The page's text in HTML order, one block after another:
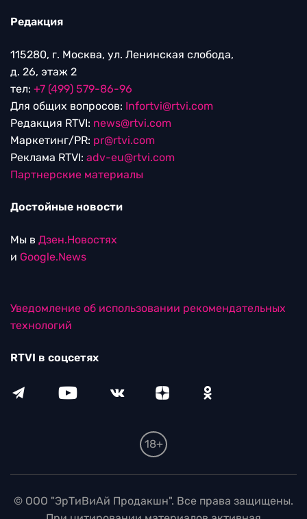
Редакция
115280, г. Москва, ул. Ленинская слобода,
д. 26, этаж 2
тел: +7 (499) 579-86-96
Для общих вопросов: Infortvi@rtvi.com
Редакция RTVI: news@rtvi.com
Маркетинг/PR: pr@rtvi.com
Реклама RTVI: adv-eu@rtvi.com
Партнерские материалы
Достойные новости
Мы в Дзен.Новостях
и Google.News
Уведомление об использовании рекомендательных
технологий
RTVI в соцсетях
18+
© ООО "ЭрТиВиАй Продакшн". Все права защищены.